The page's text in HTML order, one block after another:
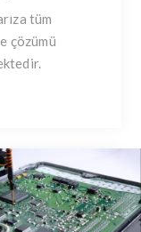
tüm
çözümü